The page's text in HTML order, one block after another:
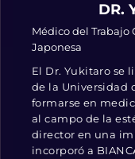
DR.
Médico del Trabajo
Japonesa
El Dr. Yukitaro se
de la Universidad
formarse en
al campo de la
director en una
incorporó a